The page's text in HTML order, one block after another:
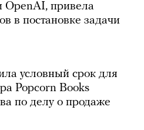
OpenAI, привела
в постановке задачи
условный срок для
Popcorn Books
по делу о продаже